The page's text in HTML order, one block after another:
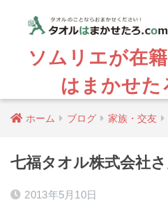
ソムリエが在
はまかせ
ホーム ブログ 家族・交友
七福タオル株式会社
2013年5月10日